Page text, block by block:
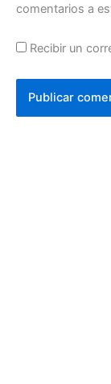
comentarios a
Recibir un